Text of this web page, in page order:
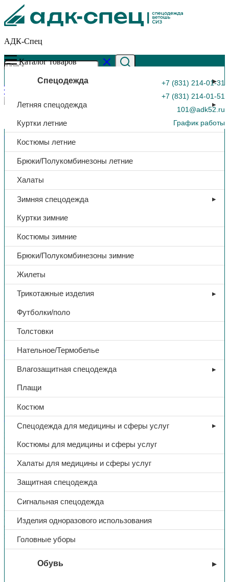
АДК-Спец
+7 (831) 214-01-31
+7 (831) 214-01-51
101@adk52.ru
График работы
0
Каталог товаров
Спецодежда
Летняя спецодежда
Куртки летние
Костюмы летние
Брюки/Полукомбинезоны летние
Халаты
Зимняя спецодежда
Куртки зимние
Костюмы зимние
Брюки/Полукомбинезоны зимние
Жилеты
Трикотажные изделия
Футболки/поло
Толстовки
Нательное/Термобелье
Влагозащитная спецодежда
Плащи
Костюм
Спецодежда для медицины и сферы услуг
Костюмы для медицины и сферы услуг
Халаты для медицины и сферы услуг
Защитная спецодежда
Сигнальная спецодежда
Изделия одноразового использования
Головные уборы
Обувь
Главная страница»Каталог»Средство чистящее
«СКАМВОН», порошок 500 гр.
Бытовая химия
Средство чистящее
«СКАМВОН», порошок 500 гр.
В избранное
Категории:
Поделиться:
Поделиться в Telegram
Поделиться в
Whatsapp
Поделиться в Ok
Поделиться в Vk
Описание
Доп. информация
Не оставляет на посуде разводов. Эффективно удаляет с
посуды все виды традиционных загрязнений. Смягчает воду.
Обеспечивает защиту стекла от помутнения. Сохраняет блеск
металлической посуды.
Тип